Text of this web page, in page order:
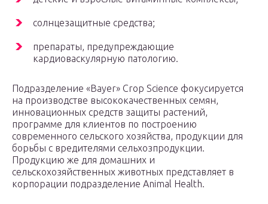
солнцезащитные средства;
препараты, предупреждающие
кардиоваскулярную патологию.
Подразделение «Bayer» Crop Science фокусируется
на производстве высококачественных семян,
инновационных средств защиты растений,
программе для клиентов по построению
современного сельского хозяйства, продукции для
борьбы с вредителями сельхозпродукции.
Продукцию же для домашних и
сельскохозяйственных животных представляет в
корпорации подразделение Animal Health.